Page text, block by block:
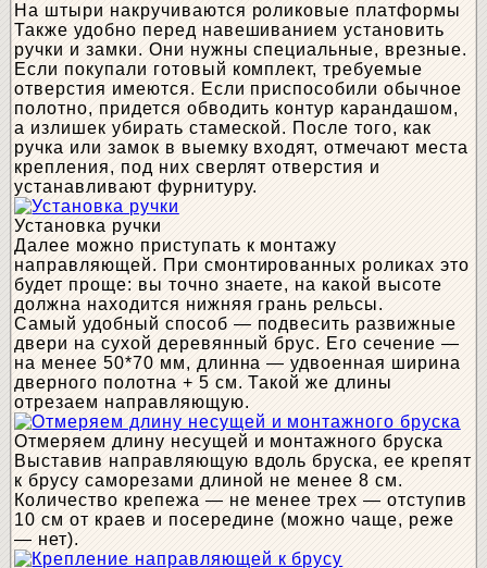
На штыри накручиваются роликовые платформы
Также удобно перед навешиванием установить
ручки и замки. Они нужны специальные, врезные.
Если покупали готовый комплект, требуемые
отверстия имеются. Если приспособили обычное
полотно, придется обводить контур карандашом,
а излишек убирать стамеской. После того, как
ручка или замок в выемку входят, отмечают места
крепления, под них сверлят отверстия и
устанавливают фурнитуру.
Установка ручки
Далее можно приступать к монтажу
направляющей. При смонтированных роликах это
будет проще: вы точно знаете, на какой высоте
должна находится нижняя грань рельсы.
Самый удобный способ — подвесить развижные
двери на сухой деревянный брус. Его сечение —
на менее 50*70 мм, длинна — удвоенная ширина
дверного полотна + 5 см. Такой же длины
отрезаем направляющую.
Отмеряем длину несущей и монтажного бруска
Выставив направляющую вдоль бруска, ее крепят
к брусу саморезами длиной не менее 8 см.
Количество крепежа — не менее трех — отступив
10 см от краев и посередине (можно чаще, реже
— нет).